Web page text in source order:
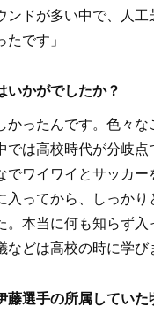
ンドが多い中で、人工
です」
かがでしたか？
かったんです。色々な
では高校時代が分岐点
でワイワイとサッカー
入ってから、しっかり
。本当に何も知らず入
などは高校の時に学び
選手の所属していた